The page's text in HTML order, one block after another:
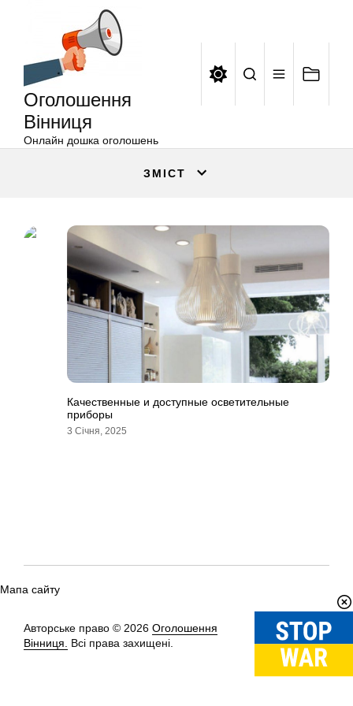
Оголошення
Вінниця
Онлайн дошка оголошень
ЗМІСТ
Качественные и доступные осветительные
приборы
3 Січня, 2025
Мапа сайту
Авторське право © 2026 Оголошення
Вінниця.
Всі права захищені.
Вгору↑